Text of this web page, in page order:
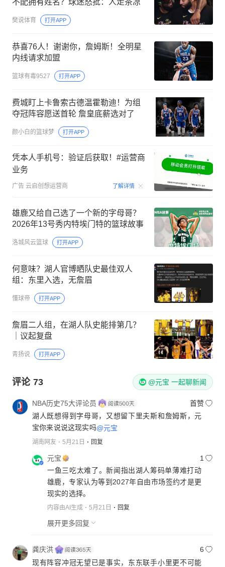
不配拥有姓名？球迷怒批：人走茶凉
樊说体育 打开APP
恭喜76人！谢谢你，詹姆斯！全明星
内线请求加盟
篮球有毒9527 打开APP
费城盯上卡鲁索古德温霍勒迪！为组
夺冠阵容愿送首轮 詹皇底薪选对了
颜小白的篮球梦 打开APP
凭本人手机号：验证后获取！#运营商
业务
广告 云启创想运营商 了解详情 00:15
雄鹿又给自己选了一个新的字母哥？
2026年13号秀内特埃门特的篮球故事
洛城风云篮球 打开APP
何意味？湖人官博晒队史最佳双人
组：东里入选，无詹眉
懂球帝 打开APP
詹眉二人组，在湖人队史能排第几？
｜议起复盘
青扬说 打开APP
评论 73 @元宝 一起聊新闻
NBA历史75大评论员
首赞
湖人既想得到字母哥，又想留下里夫斯和詹姆斯，元
宝你来说说这现实吗@元宝
湖南网友 5月21日 回复
元宝
1
一鱼三吃太难了。新闻指出湖人筹码单薄难打动
雄鹿，专家认为等到2027年自由市场签约才是更
现实的选择。
内容由AI生成 5月21日 回复
展开更多回复
龚庆洪
6
现有阵容冲冠无望已是事实，东东联手小里更不可能